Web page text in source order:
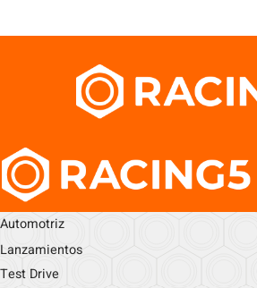
Automotriz
Lanzamientos
Test Drive